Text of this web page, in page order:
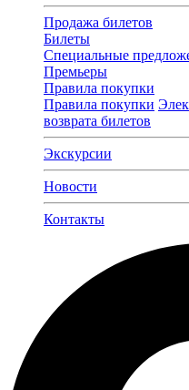
Продажа билетов
Билеты
Специальные
Премьеры
Правила покупки
Правила покупки
возврата билетов
Экскурсии
Новости
Контакты